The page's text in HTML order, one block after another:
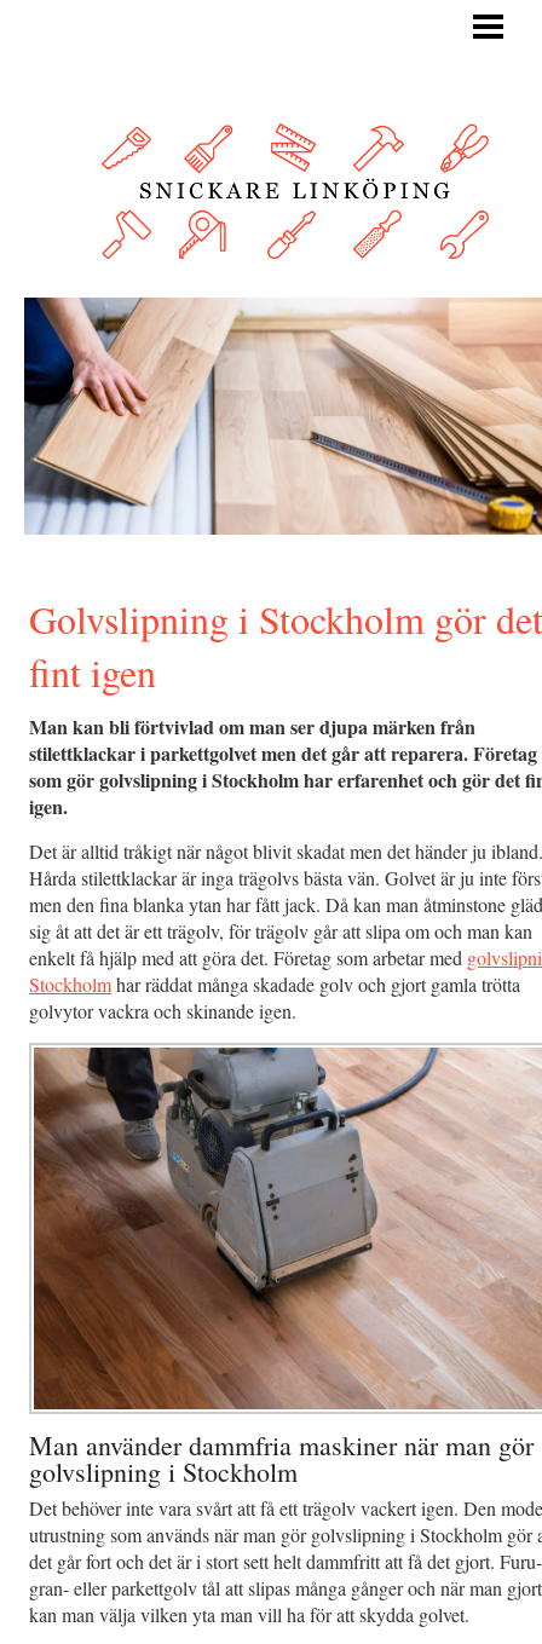
Golvslipning i Stockholm gör det
fint igen
Man kan bli förtvivlad om man ser djupa märken från
stilettklackar i parkettgolvet men det går att reparera. Företag
som gör golvslipning i Stockholm har erfarenhet och gör det
igen.
Det är alltid tråkigt när något blivit skadat men det händer ju ibland.
Hårda stilettklackar är inga trägolvs bästa vän. Golvet är ju inte
men den fina blanka ytan har fått jack. Då kan man åtminstone
sig åt att det är ett trägolv, för trägolv går att slipa om och man kan
enkelt få hjälp med att göra det. Företag som arbetar med
Stockholmhar räddat många skadade golv och gjort gamla trötta
golvytor vackra och skinande igen.
Man använder dammfria maskiner när man gör
golvslipning i Stockholm
Det behöver inte vara svårt att få ett trägolv vackert igen. Den
utrustning som används när man gör golvslipning i Stockholm gör
det går fort och det är i stort sett helt dammfritt att få det gjort.
gran- eller parkettgolv tål att slipas många gånger och när man
kan man välja vilken yta man vill ha för att skydda golvet.